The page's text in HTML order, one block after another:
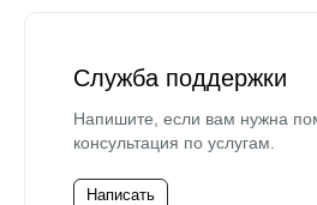
Служба поддержки
Напишите, если вам нужна
консультация по услугам.
Написать